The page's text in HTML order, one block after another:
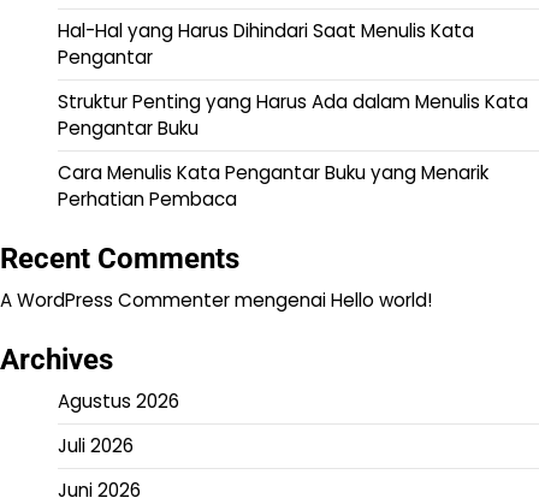
Hal-Hal yang Harus Dihindari Saat Menulis Kata
Pengantar
Struktur Penting yang Harus Ada dalam Menulis Kata
Pengantar Buku
Cara Menulis Kata Pengantar Buku yang Menarik
Perhatian Pembaca
Recent Comments
A WordPress CommentermengenaiHello world!
Archives
Agustus 2026
Juli 2026
Juni 2026